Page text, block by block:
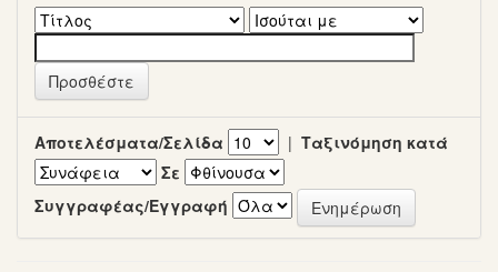
Αποτελέσματα/Σελίδα | Ταξινόμηση κατά
Σε
Συγγραφέας/Εγγραφή